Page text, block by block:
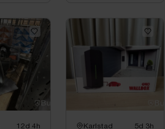
12d 4h Karlstad 5d 3h